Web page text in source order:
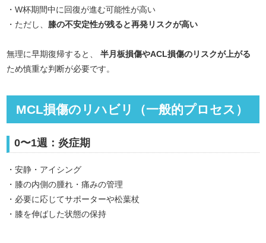
・W杯期間中に回復が進む可能性が高い
・ただし、 膝の不安定性が残ると再発リスクが高い
無理に早期復帰すると、半月板損傷やACL損傷のリスクが上がる
ため慎重な判断が必要です。
MCL損傷のリハビリ（一般的プロセス）
0〜1週：炎症期
・安静・アイシング
・膝の内側の腫れ・痛みの管理
・必要に応じてサポーターや松葉杖
・膝を伸ばした状態の保持